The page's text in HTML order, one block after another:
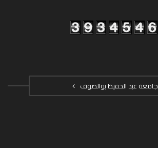
جامعة عبد الحفيظ بوالصوف